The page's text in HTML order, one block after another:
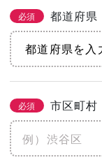
必須 都道府県
必須 市区町村